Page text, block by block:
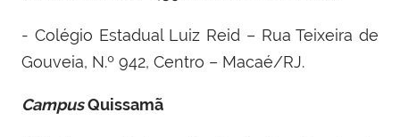
- Colégio Estadual Luiz Reid – Rua Teixeira de
Gouveia, N.º 942, Centro – Macaé/RJ.
CampusQuissamã